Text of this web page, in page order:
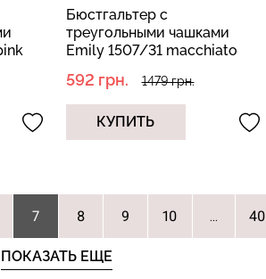
Бюстгальтер с
треугольными чашками
Emily 1507/31 macchiato
592 грн. 1479 грн.
КУПИТЬ
ПОКАЗАТЬ ЕЩЕ
7 8 9 10 ... 40